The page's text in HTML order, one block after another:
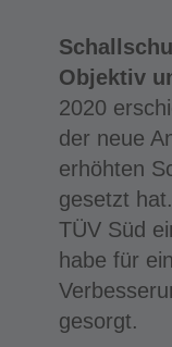
Objektiv
2020
der neue
erhöhten
gesetzt
TÜV Süd
habe für
gesorgt.